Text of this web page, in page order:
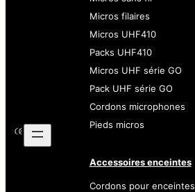
Micros filaires
Micros UHF410
Packs UHF410
Micros UHF série GO
Pack UHF série GO
Cordons microphones
Pieds micros
Accessoires enceintes
Cordons pour enceintes